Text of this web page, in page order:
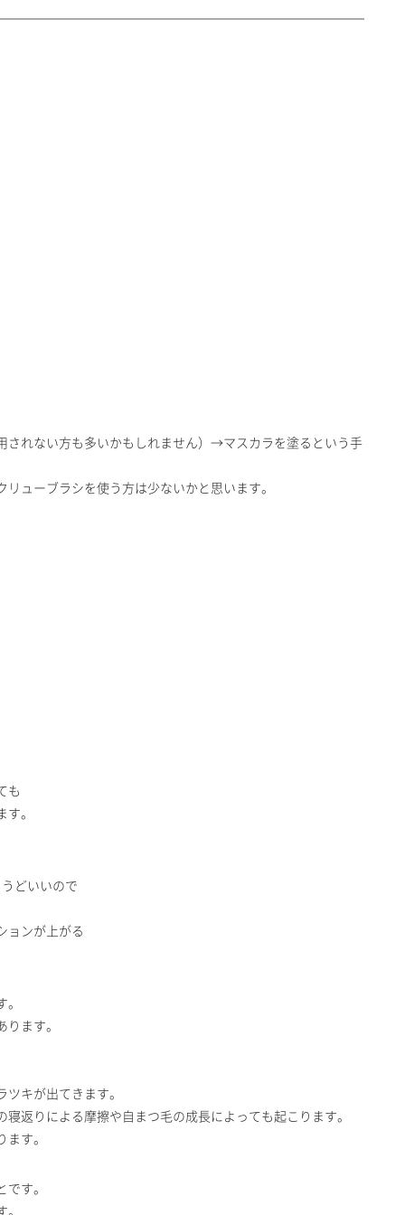
れない方も多いかもしれません）→マスカラを塗るという手
ューブラシを使う方は少ないかと思います。
も
。
どいいので
ョンが上がる
ます。
キが出てきます。
返りによる摩擦や自まつ毛の成長によっても起こります。
す。
す。